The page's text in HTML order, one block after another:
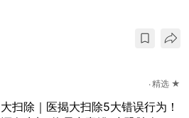
精选 ★
大扫除｜医揭大扫除5大错误行为！